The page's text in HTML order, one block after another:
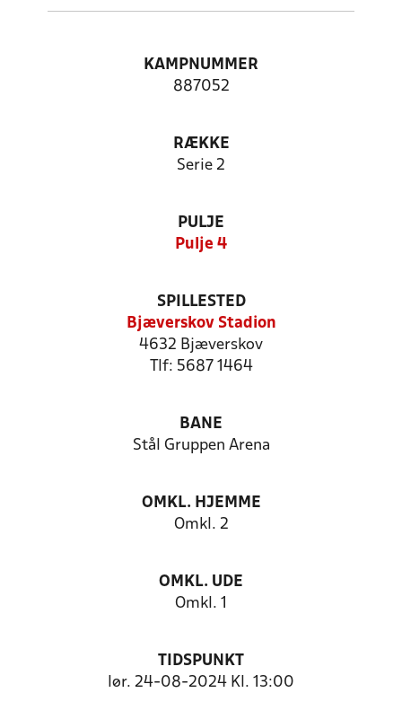
KAMPNUMMER
887052
RÆKKE
Serie 2
PULJE
Pulje 4
SPILLESTED
Bjæverskov Stadion
4632 Bjæverskov
Tlf: 5687 1464
BANE
Stål Gruppen Arena
OMKL. HJEMME
Omkl. 2
OMKL. UDE
Omkl. 1
TIDSPUNKT
lør. 24-08-2024 Kl. 13:00